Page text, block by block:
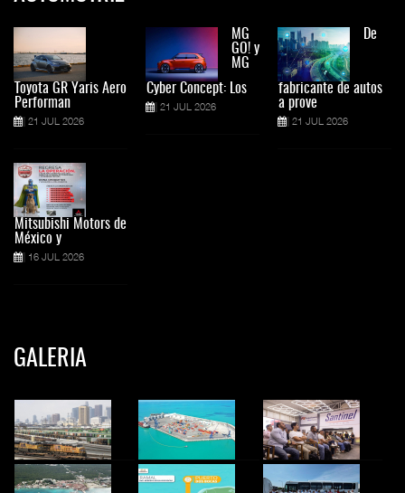
Toyota GR Yaris Aero
Performan
21 JUL 2026
Mitsubishi Motors de
México y
16 JUL 2026
MG
GO! y
MG
Cyber Concept: Los
21 JUL 2026
De
fabricante de autos
a prove
21 JUL 2026
GALERIA